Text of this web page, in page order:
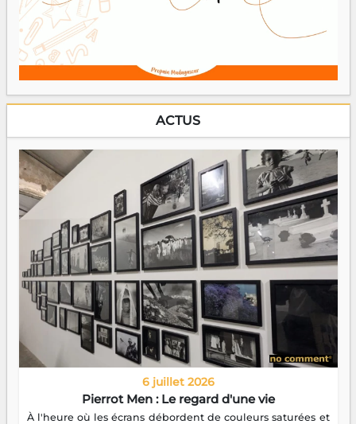
ACTUS
6 juillet 2026
Pierrot Men : Le regard d'une vie
À l'heure où les écrans débordent de couleurs saturées et